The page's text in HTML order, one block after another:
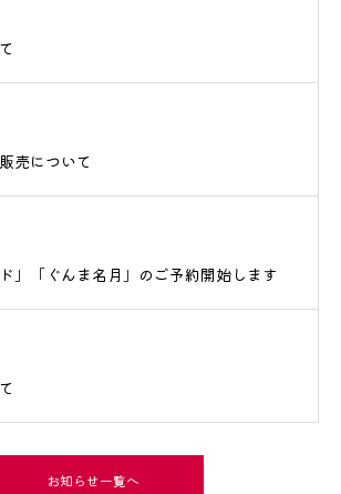
売について
」「ぐんま名月」のご予約開始します
お知らせ一覧へ